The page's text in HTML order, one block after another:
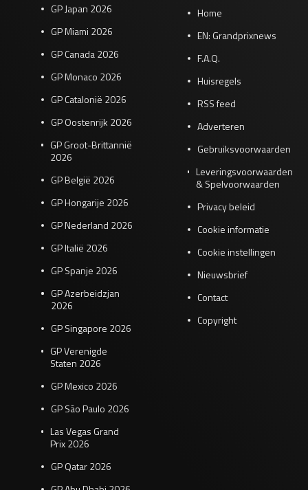
GP Japan 2026
GP Miami 2026
GP Canada 2026
GP Monaco 2026
GP Catalonië 2026
GP Oostenrijk 2026
GP Groot-Brittannië
2026
GP België 2026
GP Hongarije 2026
GP Nederland 2026
GP Italië 2026
GP Spanje 2026
GP Azerbeidzjan
2026
GP Singapore 2026
GP Verenigde
Staten 2026
GP Mexico 2026
GP São Paulo 2026
Las Vegas Grand
Prix 2026
GP Qatar 2026
Home
EN: Grandprixnews
F.A.Q.
Huisregels
RSS feed
Adverteren
Gebruiksvoorwaarden
Leveringsvoorwaarden
& Spelvoorwaarden
Privacy beleid
Cookie informatie
Cookie instellingen
Nieuwsbrief
Contact
Copyright